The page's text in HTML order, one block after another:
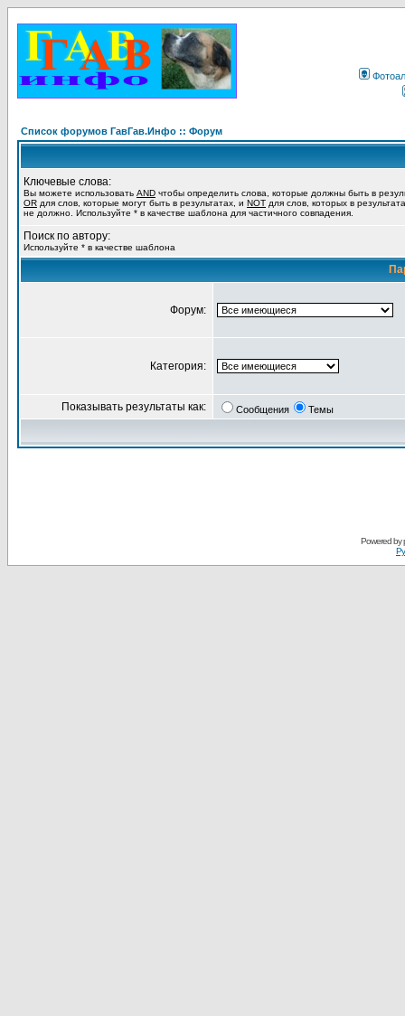
Список форумов ГавГав.Инфо :: Форум
Ключевые слова:
Вы можете использовать AND чтобы определить слова, которые должны быть в
OR для слов, которые могут быть в результатах, и NOT для слов, которых в
не должно. Используйте * в качестве шаблона для частичного совпадения.
Поиск по автору:
Используйте * в качестве шаблона
Форум:
Категория:
Показывать результаты как: Сообщения Темы
Powered by